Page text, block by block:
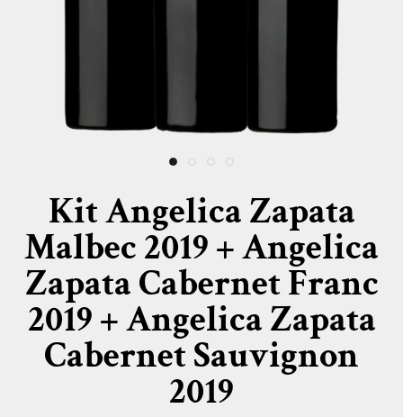
Kit Angelica Zapata
Malbec 2019 + Angelica
Zapata Cabernet Franc
2019 + Angelica Zapata
Cabernet Sauvignon
2019